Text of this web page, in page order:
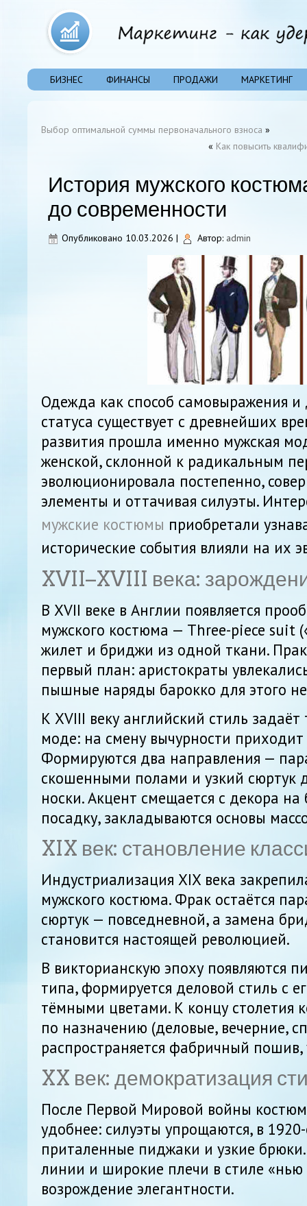
БИЗНЕС ФИНАНСЫ ПРОДАЖИ МАРКЕТИНГ
Выбор оптимальной суммы первоначального взноса »
« Как повысить
История мужского
до современности
Опубликовано 10.03.2026 | Автор: admin
Одежда как способ самовыражения
статуса существует с древнейших
развития прошла именно мужская
женской, склонной к радикальным
эволюционировала постепенно,
элементы и оттачивая силуэты.
мужские костюмы приобретали
исторические события влияли на их
XVII–XVIII века:
В XVII веке в Англии появляется
мужского костюма — Three-piece suit
жилет и бриджи из одной ткани.
первый план: аристократы
пышные наряды барокко для этого
К XVIII веку английский стиль
моде: на смену вычурности приходит
Формируются два направления —
скошенными полами и узкий сюртук
носки. Акцент смещается с декора
посадку, закладываются основы
XIX век: становление
Индустриализация XIX века
мужского костюма. Фрак остаётся
сюртук — повседневной, а замена
становится настоящей революцией.
В викторианскую эпоху появляются
типа, формируется деловой стиль с
тёмными цветами. К концу столетия
по назначению (деловые, вечерние,
распространяется фабричный
XX век: демократизация
После Первой Мировой войны
удобнее: силуэты упрощаются, в
приталенные пиджаки и узкие
линии и широкие плечи в стиле «нью
возрождение элегантности.